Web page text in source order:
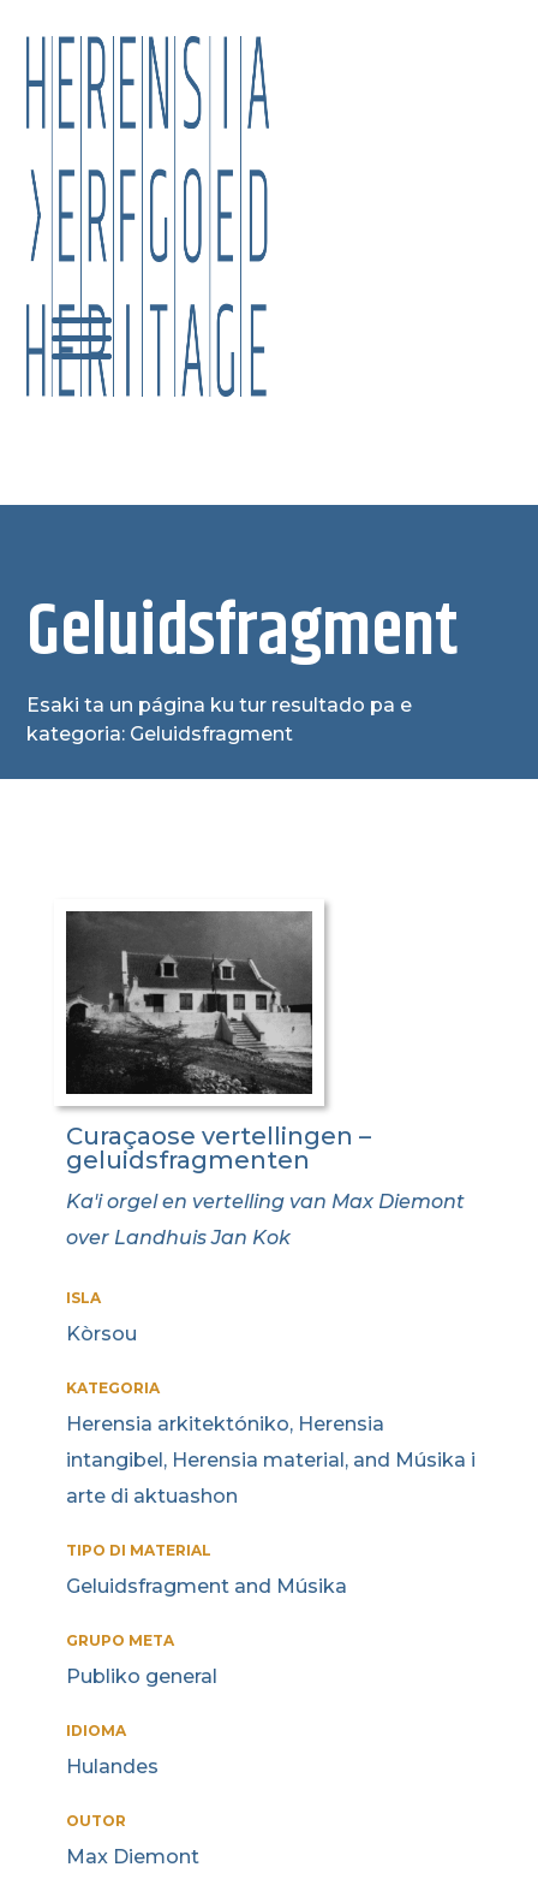
Geluidsfragment
Esaki ta un página ku tur resultado pa e
kategoria: Geluidsfragment
Curaçaose vertellingen –
geluidsfragmenten
Ka'i orgel en vertelling van Max Diemont
over Landhuis Jan Kok
ISLA
Kòrsou
KATEGORIA
Herensia arkitektóniko, Herensia
intangibel, Herensia material, and Músika i
arte di aktuashon
TIPO DI MATERIAL
Geluidsfragment and Músika
GRUPO META
Publiko general
IDIOMA
Hulandes
OUTOR
Max Diemont